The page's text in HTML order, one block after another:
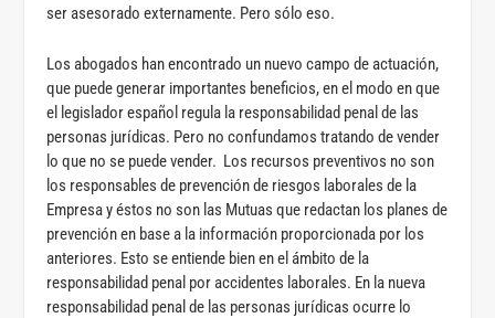
ser asesorado externamente. Pero sólo eso.
Los abogados han encontrado un nuevo campo de actuación,
que puede generar importantes beneficios, en el modo en que
el legislador español regula la responsabilidad penal de las
personas jurídicas. Pero no confundamos tratando de vender
lo que no se puede vender. Los recursos preventivos no son
los responsables de prevención de riesgos laborales de la
Empresa y éstos no son las Mutuas que redactan los planes de
prevención en base a la información proporcionada por los
anteriores. Esto se entiende bien en el ámbito de la
responsabilidad penal por accidentes laborales. En la nueva
responsabilidad penal de las personas jurídicas ocurre lo